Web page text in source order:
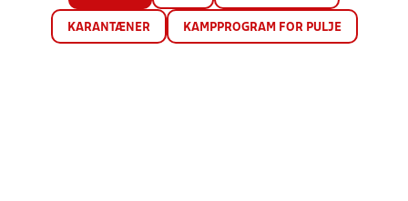
KARANTÆNER KAMPPROGRAM FOR PULJE